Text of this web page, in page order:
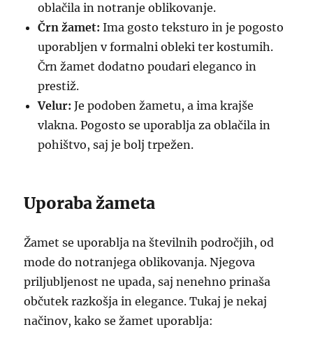
oblačila in notranje oblikovanje.
Črn žamet: Ima gosto teksturo in je pogosto
uporabljen v formalni obleki ter kostumih.
Črn žamet dodatno poudari eleganco in
prestiž.
Velur: Je podoben žametu, a ima krajše
vlakna. Pogosto se uporablja za oblačila in
pohištvo, saj je bolj trpežen.
Uporaba žameta
Žamet se uporablja na številnih področjih, od
mode do notranjega oblikovanja. Njegova
priljubljenost ne upada, saj nenehno prinaša
občutek razkošja in elegance. Tukaj je nekaj
načinov, kako se žamet uporablja: